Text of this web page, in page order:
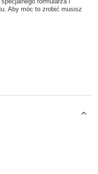
Aby móc to zrobić musisz